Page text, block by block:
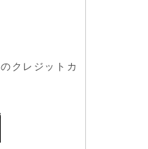
のクレジットカ